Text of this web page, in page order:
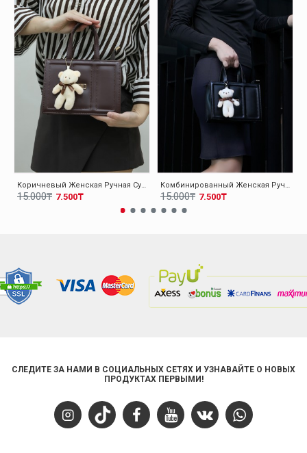
Коричневый Женская Ручная Сумка 001CA07
7.500₸
15.000₸
Комбинированный Женская Ручная Сумка 001CA07
7.500₸
15.000₸
СЛЕДИТЕ ЗА НАМИ В СОЦИАЛЬНЫХ СЕТЯХ И УЗНАВАЙТЕ О НОВЫХ
ПРОДУКТАХ ПЕРВЫМИ!